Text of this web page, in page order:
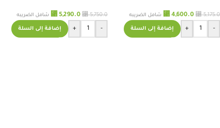
⃁5,175.0
⃁ 4,600.0 شامل الضريبه
-
+ إضافة إلى السلة
⃁5,750.0
⃁ 5,290.0 شامل الضريبه
-
+ إضافة إلى السلة